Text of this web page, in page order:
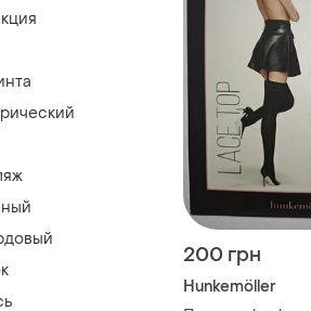
200 грн
Hunkemöller